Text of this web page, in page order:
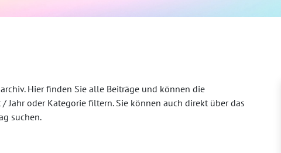
Hier finden Sie alle Beiträge und können die
/ Jahr oder Kategorie filtern. Sie können auch direkt über das
suchen.